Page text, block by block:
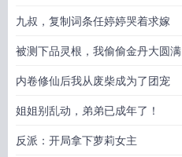
九叔，复制词条任婷婷哭着求嫁
被测下品灵根，我偷偷金丹大圆满
内卷修仙后我从废柴成为了团宠
姐姐别乱动，弟弟已成年了！
反派：开局拿下萝莉女主